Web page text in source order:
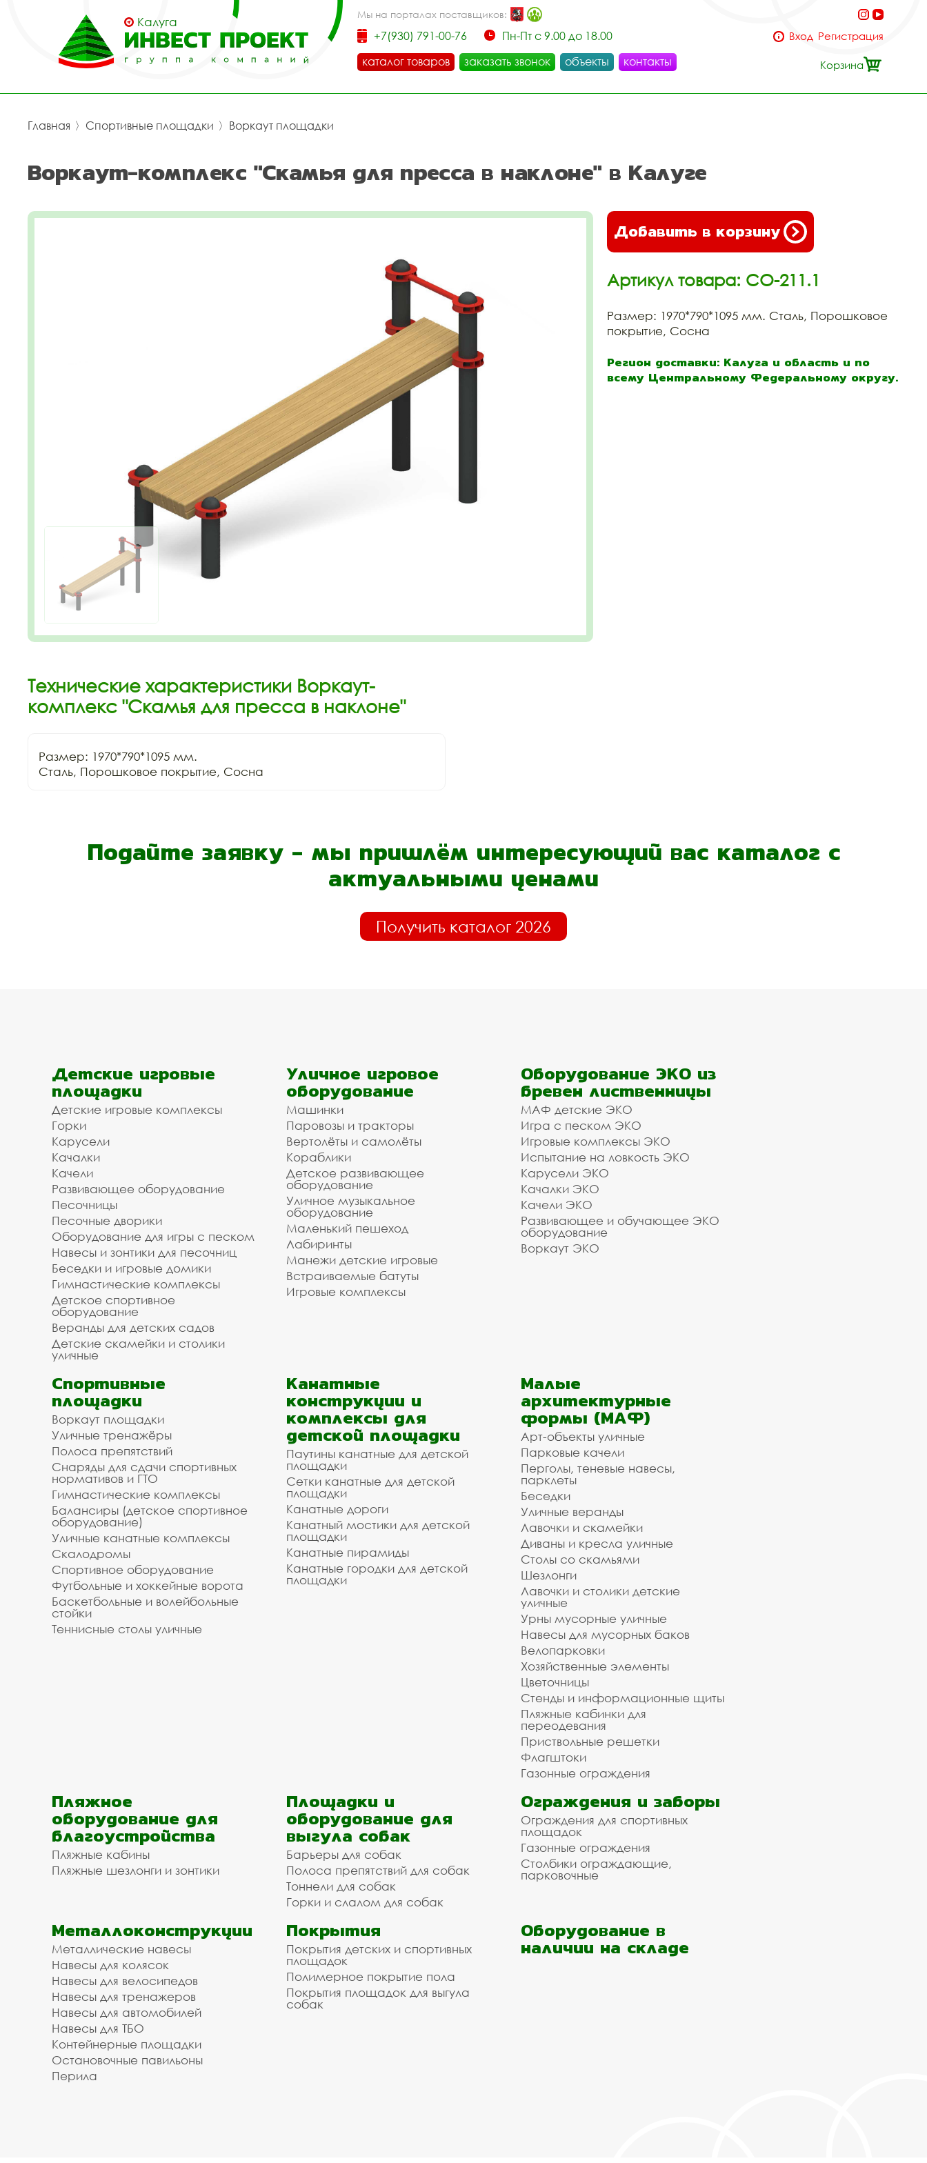
Калуга
Мы на порталах поставщиков:
+7(930) 791-00-76
Пн-Пт с 9.00 до 18.00
каталог товаров
заказать звонок объекты контакты
Вход Регистрация
Корзина
Главная 〉 Спортивные площадки 〉 Воркаут площадки
Воркаут-комплекс "Скамья для пресса в наклоне" в Калуге
Добавить в корзину
Артикул товара: СО-211.1
Размер: 1970*790*1095 мм. Сталь, Порошковое
покрытие, Сосна
Регион доставки: Калуга и область и по
всему Центральному Федеральному округу.
Технические характеристики Воркаут-
комплекс "Скамья для пресса в наклоне"
Размер: 1970*790*1095 мм.
Сталь, Порошковое покрытие, Сосна
Подайте заявку - мы пришлём интересующий вас каталог с
актуальными ценами
Получить каталог 2026
Детские игровые
площадки
Детские игровые комплексы
Горки
Карусели
Качалки
Качели
Развивающее оборудование
Песочницы
Песочные дворики
Оборудование для игры с песком
Навесы и зонтики для песочниц
Беседки и игровые домики
Гимнастические комплексы
Детское спортивное
оборудование
Веранды для детских садов
Детские скамейки и столики
уличные
Уличное игровое
оборудование
Машинки
Паровозы и тракторы
Вертолёты и самолёты
Кораблики
Детское развивающее
оборудование
Уличное музыкальное
оборудование
Маленький пешеход
Лабиринты
Манежи детские игровые
Встраиваемые батуты
Игровые комплексы
Оборудование ЭКО из
бревен лиственницы
МАФ детские ЭКО
Игра с песком ЭКО
Игровые комплексы ЭКО
Испытание на ловкость ЭКО
Карусели ЭКО
Качалки ЭКО
Качели ЭКО
Развивающее и обучающее ЭКО
оборудование
Воркаут ЭКО
Спортивные
площадки
Воркаут площадки
Уличные тренажёры
Полоса препятствий
Снаряды для сдачи спортивных
нормативов и ГТО
Гимнастические комплексы
Балансиры (детское спортивное
оборудование)
Уличные канатные комплексы
Скалодромы
Спортивное оборудование
Футбольные и хоккейные ворота
Баскетбольные и волейбольные
стойки
Теннисные столы уличные
Канатные
конструкции и
комплексы для
детской площадки
Паутины канатные для детской
площадки
Сетки канатные для детской
площадки
Канатные дороги
Канатный мостики для детской
площадки
Канатные пирамиды
Канатные городки для детской
площадки
Малые
архитектурные
формы (МАФ)
Арт-объекты уличные
Парковые качели
Перголы, теневые навесы,
парклеты
Беседки
Уличные веранды
Лавочки и скамейки
Диваны и кресла уличные
Столы со скамьями
Шезлонги
Лавочки и столики детские
уличные
Урны мусорные уличные
Навесы для мусорных баков
Велопарковки
Хозяйственные элементы
Цветочницы
Стенды и информационные щиты
Пляжные кабинки для
переодевания
Приствольные решетки
Флагштоки
Газонные ограждения
Пляжное
оборудование для
благоустройства
Пляжные кабины
Пляжные шезлонги и зонтики
Площадки и
оборудование для
выгула собак
Барьеры для собак
Полоса препятствий для собак
Тоннели для собак
Горки и слалом для собак
Ограждения и заборы
Ограждения для спортивных
площадок
Газонные ограждения
Столбики ограждающие,
парковочные
Металлоконструкции
Металлические навесы
Навесы для колясок
Навесы для велосипедов
Навесы для тренажеров
Навесы для автомобилей
Навесы для ТБО
Контейнерные площадки
Остановочные павильоны
Перила
Покрытия
Покрытия детских и спортивных
площадок
Полимерное покрытие пола
Покрытия площадок для выгула
собак
Оборудование в
наличии на складе